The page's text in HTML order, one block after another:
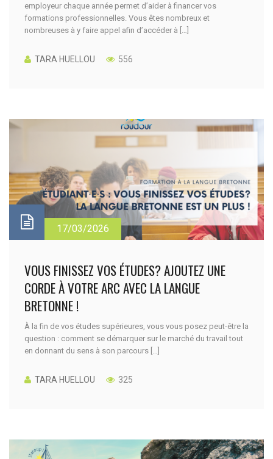
employeur chaque année permet d’aider à financer vos
formations professionnelles. Vous êtes nombreux et
nombreuses à y faire appel afin d’accéder à […]
TARA HUELLOU 556
17/03/2026
VOUS FINISSEZ VOS ÉTUDES? AJOUTEZ UNE
CORDE À VOTRE ARC AVEC LA LANGUE
BRETONNE !
À la fin de vos études supérieures, vous vous posez peut-être la
question : comment se démarquer sur le marché du travail tout
en donnant du sens à son parcours […]
TARA HUELLOU 325